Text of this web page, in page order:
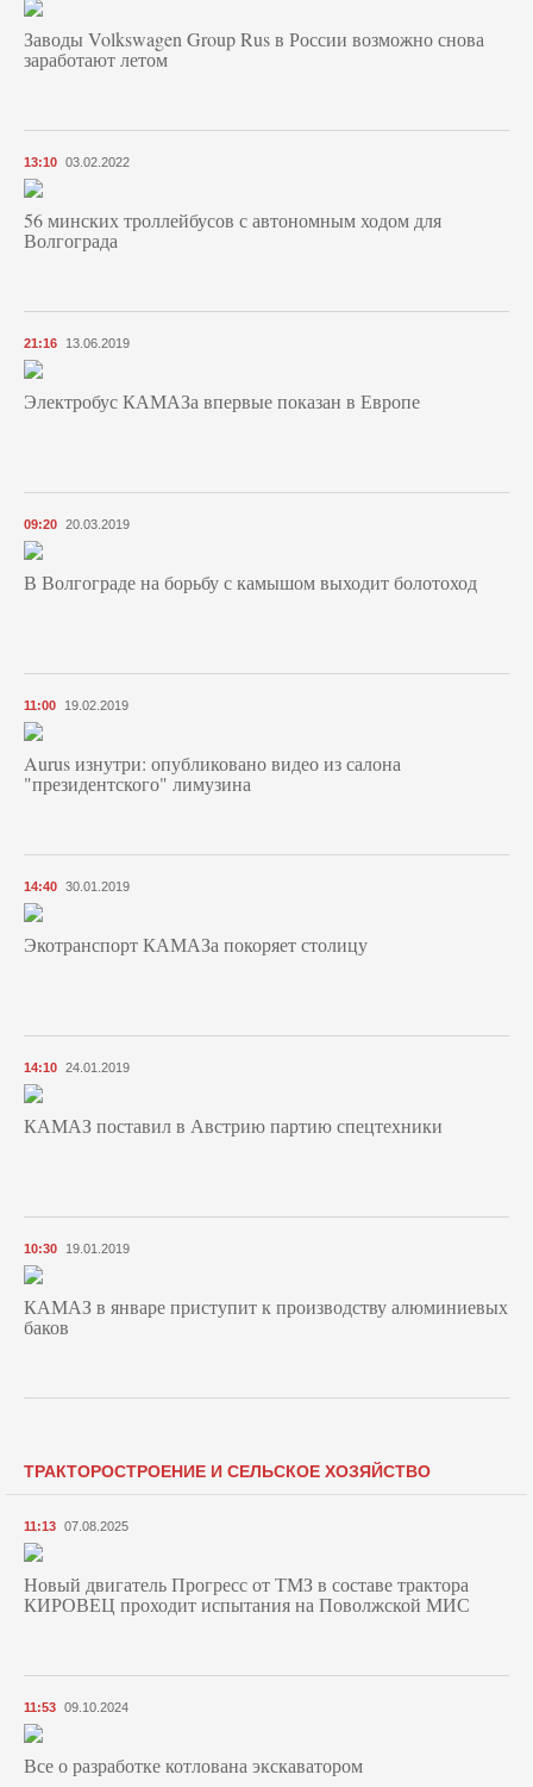
Заводы Volkswagen Group Rus в России возможно снова
заработают летом
13:10 03.02.2022
56 минских троллейбусов с автономным ходом для
Волгограда
21:16 13.06.2019
Электробус КАМАЗа впервые показан в Европе
09:20 20.03.2019
В Волгограде на борьбу с камышом выходит болотоход
11:00 19.02.2019
Aurus изнутри: опубликовано видео из салона
"президентского" лимузина
14:40 30.01.2019
Экотранспорт КАМАЗа покоряет столицу
14:10 24.01.2019
КАМАЗ поставил в Австрию партию спецтехники
10:30 19.01.2019
КАМАЗ в январе приступит к производству алюминиевых
баков
ТРАКТОРОСТРОЕНИЕ И СЕЛЬСКОЕ ХОЗЯЙСТВО
11:13 07.08.2025
Новый двигатель Прогресс от ТМЗ в составе трактора
КИРОВЕЦ проходит испытания на Поволжской МИС
11:53 09.10.2024
Все о разработке котлована экскаватором